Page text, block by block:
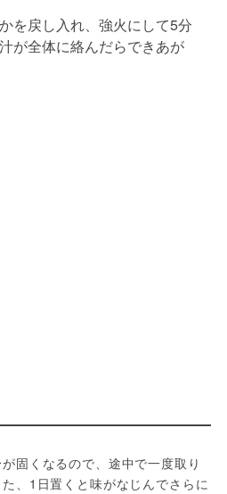
を戻し入れ、強火にして5分
が全体に絡んだらできあが
固くなるので、途中で一度取り
、1日置くと味がなじんでさらに